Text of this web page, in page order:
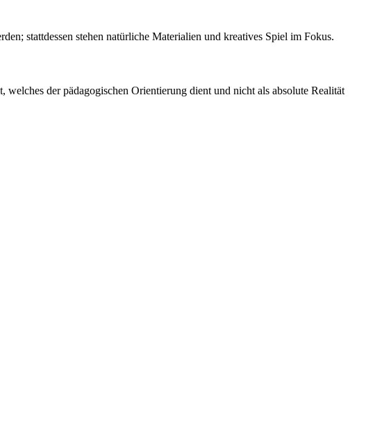
stattdessen stehen natürliche Materialien und kreatives Spiel im Fokus.
der pädagogischen Orientierung dient und nicht als absolute Realität